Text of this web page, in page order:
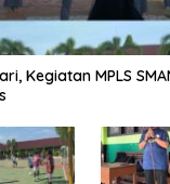
Kegiatan MPLS